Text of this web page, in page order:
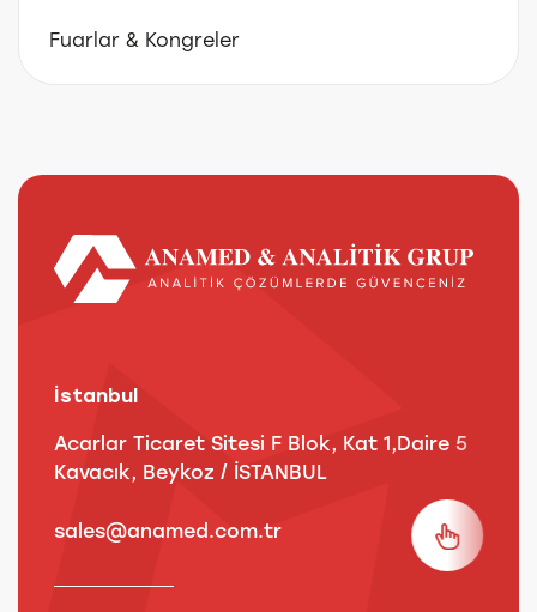
Fuarlar & Kongreler
İstanbul
Acarlar Ticaret Sitesi F Blok, Kat 1,Daire 5
Kavacık, Beykoz / İSTANBUL
sales@anamed.com.tr